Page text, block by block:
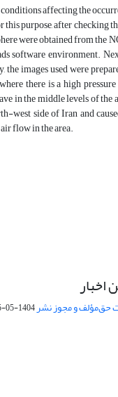
affecting the
this purpose, after
were obtained from the
software environment.
images used were
there is a high
in the middle levels of
west side of Iran and
flow in the area.
اخبار
حق‌مؤلف و مجوز نشر1404-05-15